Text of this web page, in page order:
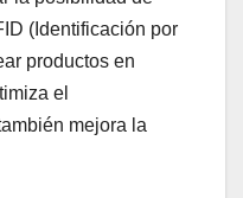
(Identificación por
productos en
el
mejora la